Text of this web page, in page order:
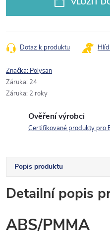
Dotaz k produktu
Značka: Polysan
Záruka: 24
Záruka: 2 roky
Ověření výrobci
Certifikované produkty pro
Popis produktu
Detailní popis
ABS/PMMA